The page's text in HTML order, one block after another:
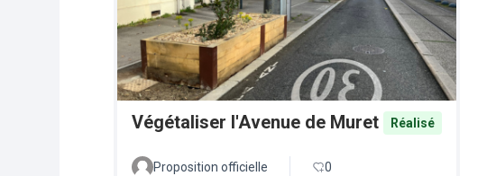
Végétaliser l'Avenue de Muret Réalisé
Proposition officielle 0